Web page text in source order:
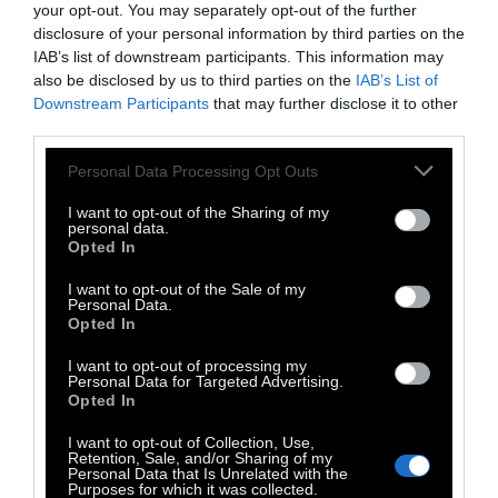
your opt-out. You may separately opt-out of the further
disclosure of your personal information by third parties on the
IAB’s list of downstream participants. This information may
also be disclosed by us to third parties on the IAB’s List of
Downstream Participants that may further disclose it to other
Personal Data Processing Opt Outs
I want to opt-out of the Sharing of my
personal data.
Opted In
I want to opt-out of the Sale of my
Personal Data.
Opted In
I want to opt-out of processing my
Personal Data for Targeted Advertising.
Opted In
I want to opt-out of Collection, Use,
Retention, Sale, and/or Sharing of my
Personal Data that Is Unrelated with the
Purposes for which it was collected.
φύκι, όποια από τα υλικά της γέμισης
επιθυμούμε. Ενδεικτικά μπορούμε να
βάλουμε σολομό, αβοκάντο και αγγούρι, ενώ
αν θέλουμε κάτι πιο πικάντικο προσθέτουμε
πάνω στο ρύζι ελάχιστο wasabi (προσοχή
στην ποσότητα διότι καίει πολύ).